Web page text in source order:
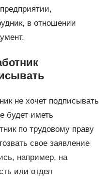
в отношении
не хочет подписывать
будет иметь
по трудовому праву
свое заявление
например, на
или отдел